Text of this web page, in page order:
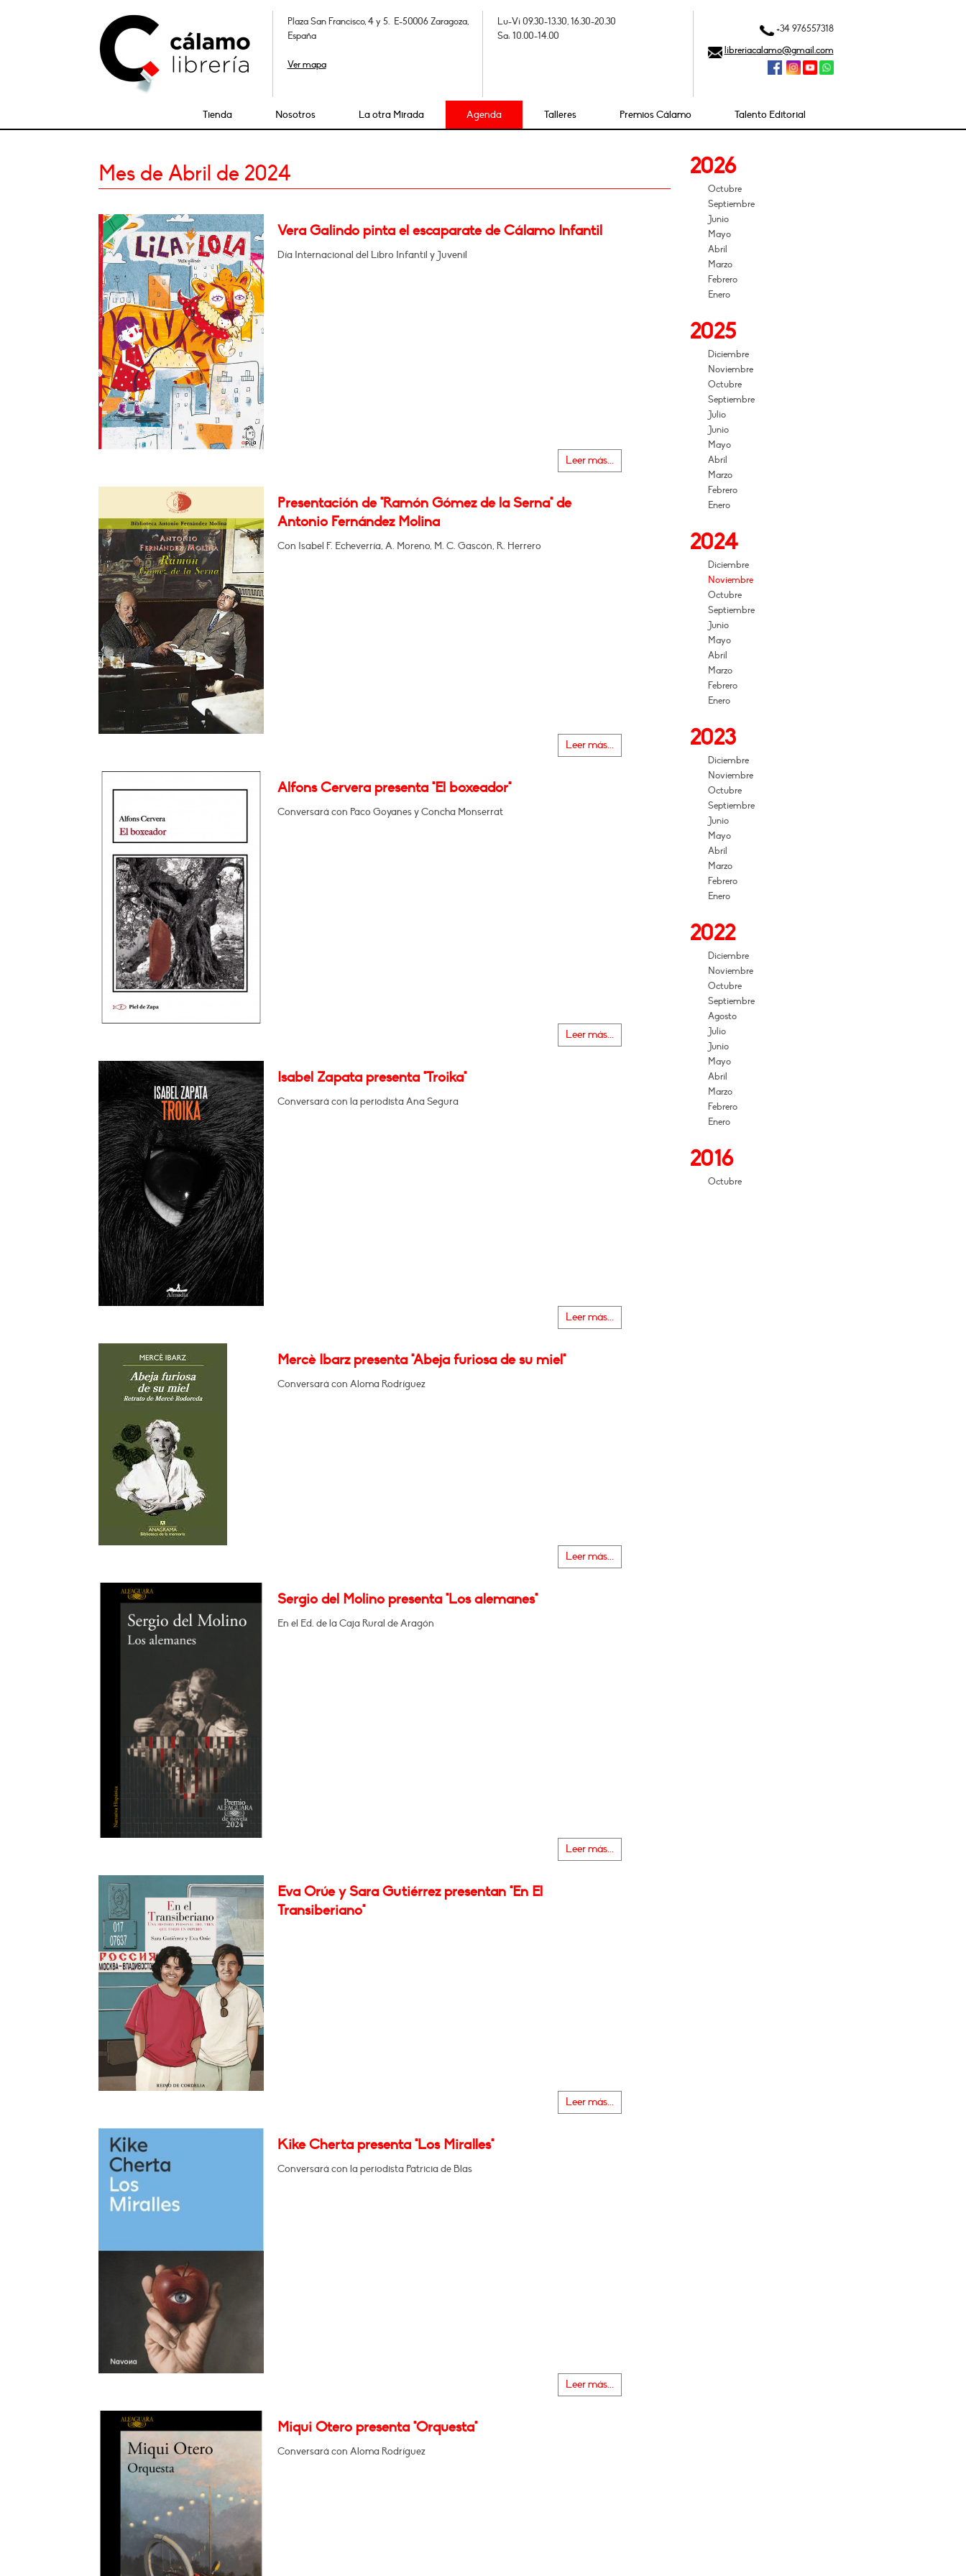
Plaza San Francisco, 4 y 5. E-50006 Zaragoza,
España
Ver mapa
Lu-Vi 09.30-13.30, 16.30-20.30
Sa: 10.00-14.00
+34 976557318
libreriacalamo@gmail.com
Tienda Nosotros La otra Mirada Agenda Talleres Premios Cálamo Talento Editorial
Mes de Abril de 2024
Vera Galindo pinta el escaparate de Cálamo Infantil
Día Internacional del Libro Infantil y Juvenil
Leer más...
Presentación de "Ramón Gómez de la Serna" de
Antonio Fernández Molina
Con Isabel F. Echeverría, A. Moreno, M. C. Gascón, R. Herrero
Leer más...
Alfons Cervera presenta "El boxeador"
Conversará con Paco Goyanes y Concha Monserrat
Leer más...
Isabel Zapata presenta "Troika"
Conversará con la periodista Ana Segura
Leer más...
Mercè Ibarz presenta "Abeja furiosa de su miel"
Conversará con Aloma Rodríguez
Leer más...
Sergio del Molino presenta "Los alemanes"
En el Ed. de la Caja Rural de Aragón
Leer más...
Eva Orúe y Sara Gutiérrez presentan "En El
Transiberiano"
Leer más...
Kike Cherta presenta "Los Miralles"
Conversará con la periodista Patricia de Blas
Leer más...
Miqui Otero presenta "Orquesta"
Conversará con Aloma Rodríguez
2026
Octubre
Septiembre
Junio
Mayo
Abril
Marzo
Febrero
Enero
2025
Diciembre
Noviembre
Octubre
Septiembre
Julio
Junio
Mayo
Abril
Marzo
Febrero
Enero
2024
Diciembre
Noviembre
Octubre
Septiembre
Junio
Mayo
Abril
Marzo
Febrero
Enero
2023
Diciembre
Noviembre
Octubre
Septiembre
Junio
Mayo
Abril
Marzo
Febrero
Enero
2022
Diciembre
Noviembre
Octubre
Septiembre
Agosto
Julio
Junio
Mayo
Abril
Marzo
Febrero
Enero
2016
Octubre